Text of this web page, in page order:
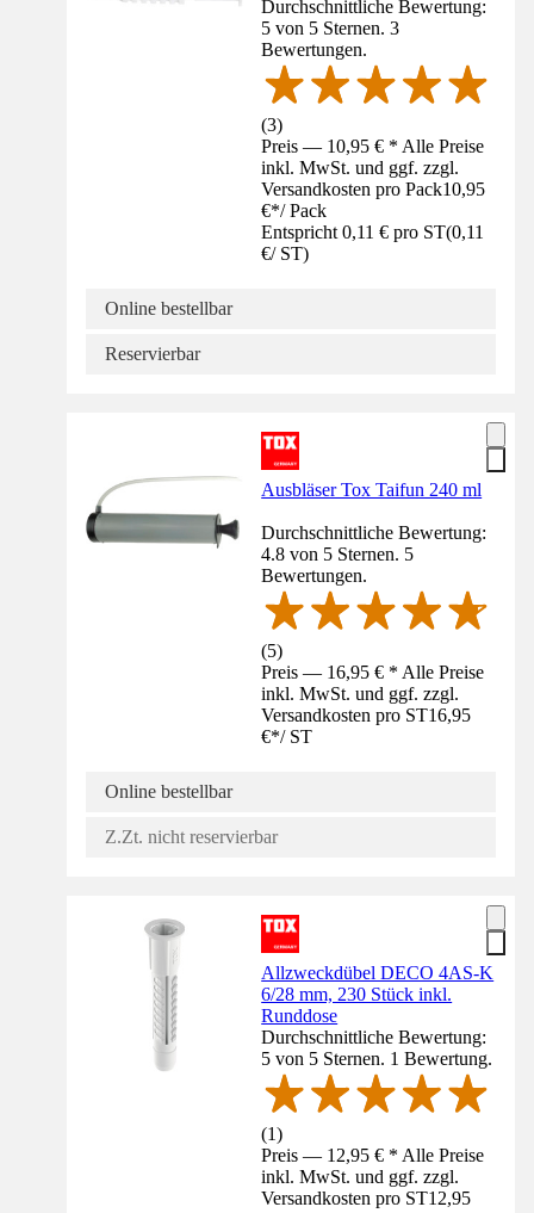
Durchschnittliche Bewertung:
5 von 5 Sternen. 3
Bewertungen.
(3)
Preis — 10,95 € * Alle Preise
inkl. MwSt. und ggf. zzgl.
Versandkosten pro Pack10,95
€*/ Pack
Entspricht 0,11 € pro ST(0,11
€/ ST)
Online bestellbar
Reservierbar
Ausbläser Tox Taifun 240 ml
Durchschnittliche Bewertung:
4.8 von 5 Sternen. 5
Bewertungen.
(5)
Preis — 16,95 € * Alle Preise
inkl. MwSt. und ggf. zzgl.
Versandkosten pro ST16,95
€*/ ST
Online bestellbar
Z.Zt. nicht reservierbar
Allzweckdübel DECO 4AS-K
6/28 mm, 230 Stück inkl.
Runddose
Durchschnittliche Bewertung:
5 von 5 Sternen. 1 Bewertung.
(1)
Preis — 12,95 € * Alle Preise
inkl. MwSt. und ggf. zzgl.
Versandkosten pro ST12,95